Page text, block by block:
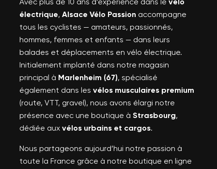
électrique, Alsace Vélo Passion accompagne
tous les cyclistes — amateurs, passionnés,
hommes, femmes et enfants — dans leurs
balades et déplacements en vélo électrique.
Initialement implanté dans notre magasin
principal à Marlenheim (67), spécialisé
également dans les vélos musculaires premium
(route, VTT, gravel), nous avons élargi notre
présence avec une boutique à Strasbourg,
dédiée aux vélos urbains et cargos.
Nous partageons aujourd’hui notre passion à
toute la France grâce à notre boutique en ligne